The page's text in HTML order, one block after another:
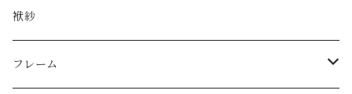
和紙
handkerchief
花のポチ袋
アルコールインクアート
袱紗
フレーム